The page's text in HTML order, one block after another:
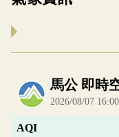
內嵌空氣品質